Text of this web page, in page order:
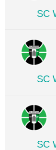
SC
SC
SC